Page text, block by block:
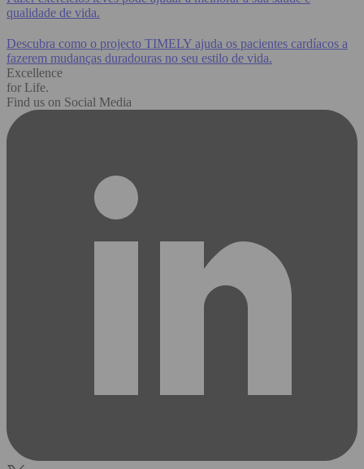
qualidade de vida.
Descubra como o projecto TIMELY ajuda os pacientes cardíacos a
fazerem mudanças duradouras no seu estilo de vida.
Excellence
for Life.
Find us on Social Media